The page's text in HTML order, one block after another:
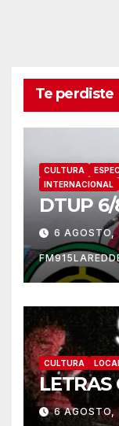
Te perdiste
CULTURA
INTERNACIONAL
DTUP 6/
6
CULTURA
LETRAS
6